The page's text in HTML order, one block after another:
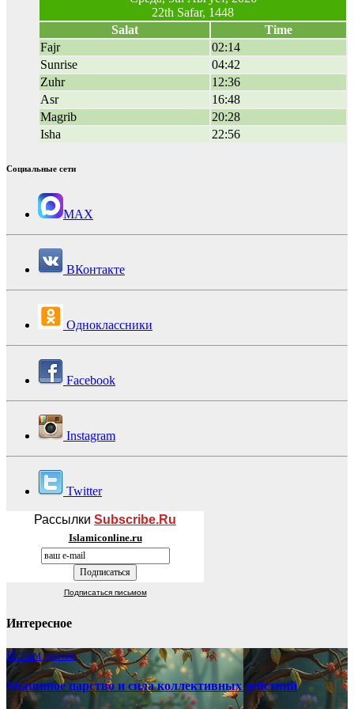
22th Safar, 1448
Salat
Time
Fajr
02:14
Sunrise
04:42
Zuhr
12:36
Asr
16:48
Magrib
20:28
Isha
22:56
Социальные сети
MAX
ВКонтакте
Одноклассники
Facebook
Instagram
Twitter
Рассылки Subscribe.Ru
Islamiconline.ru
Подписаться письмом
Интересное
Ислам детям
Мышиное царство и сила коллективных действий